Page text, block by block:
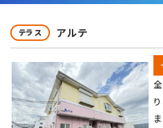
テラス アルテ